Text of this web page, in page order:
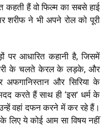
कहती हैं वो फिल्म का सबसे हाई
शरीफ ने भी अपने रोल को पूरी
पर आधारित कहानी है, जिसमें
के चलते केरल के लड़के, और
और सिरिया के
करते हैं साथ ही ‘इस’ धर्म के
वहां दफन करने में कर रहे हैं।
के लिए ये कोई आम सा विषय नहीं